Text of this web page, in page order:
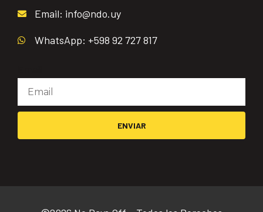
Email: info@ndo.uy
WhatsApp: +598 92 727 817
ENVIAR